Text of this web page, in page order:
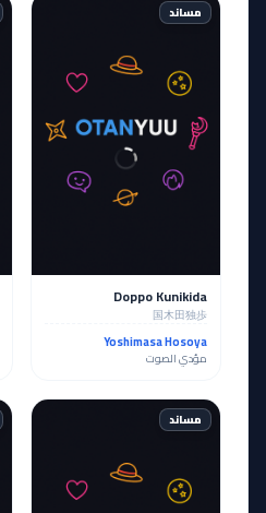
مساند
Doppo Kunikida
国木田独歩
Yoshimasa Hosoya
مؤدي الصوت
مساند